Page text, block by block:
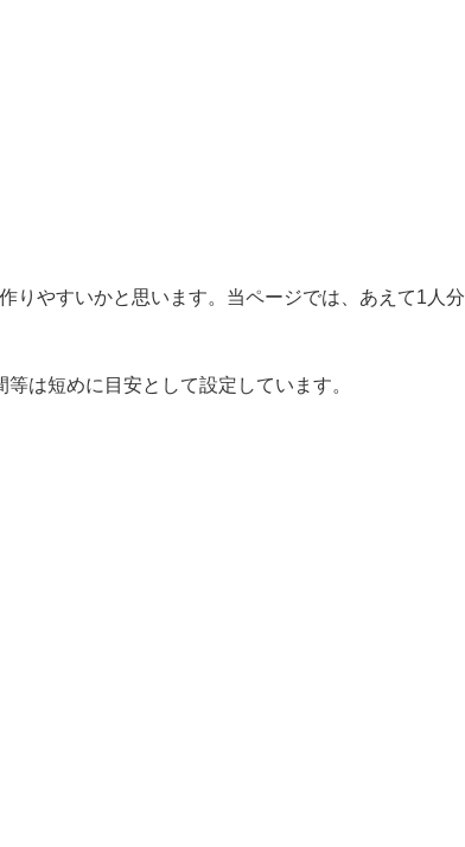
りやすいかと思います。当ページでは、あえて1人分
は短めに目安として設定しています。